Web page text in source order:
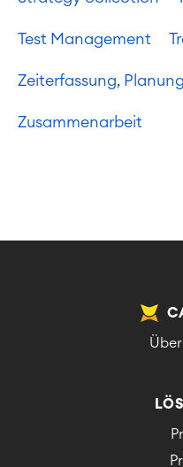
Test Management
Zeiterfassung,
Zusammenarbeit